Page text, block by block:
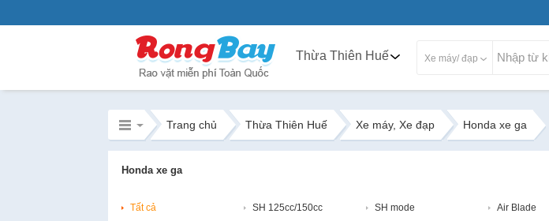
Thừa Thiên Huế Xe máy/ đạp
Trang chủ Thừa Thiên Huế Xe máy, Xe đạp Honda xe ga
Honda xe ga
Tất cả SH 125cc/150cc SH mode Air Blade